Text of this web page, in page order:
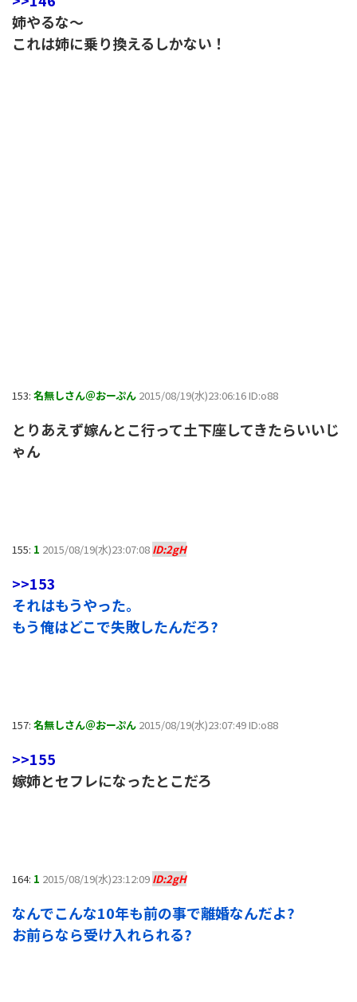
姉やるな～
これは姉に乗り換えるしかない！
153: 名無しさん＠おーぷん 2015/08/19(水)23:06:16 ID:o88
とりあえず嫁んとこ行って土下座してきたらいいじ
ゃん
155: 1 2015/08/19(水)23:07:08 ID:2gH
>>153
それはもうやった。
もう俺はどこで失敗したんだろ?
157: 名無しさん＠おーぷん 2015/08/19(水)23:07:49 ID:o88
>>155
嫁姉とセフレになったとこだろ
164: 1 2015/08/19(水)23:12:09 ID:2gH
なんでこんな10年も前の事で離婚なんだよ?
お前らなら受け入れられる?